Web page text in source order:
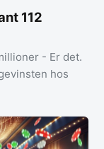
112
- Er det.
hos